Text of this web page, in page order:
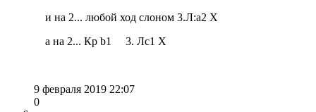
и на 2... любой ход слоном 3.Л:a2 X
а на 2... Кр b1 3. Лc1 X
9 февраля 2019 22:07
0